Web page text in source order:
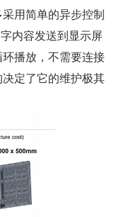
用简单的异步控制
内容发送到显示屏
播放，不需要连接
定了它的维护极其